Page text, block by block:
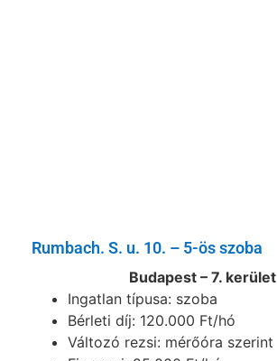
Rumbach. S. u. 10. – 5-ös szoba
Budapest – 7. kerület
Ingatlan típusa: szoba
Bérleti díj: 120.000 Ft/hó
Változó rezsi: mérőóra szerint